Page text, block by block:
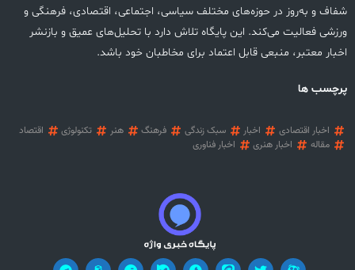
شفاف و به‌روز در حوزه‌های مختلف سیاسی، اجتماعی، اقتصادی، فرهنگی و
ورزشی فعالیت می‌کند. این پایگاه تلاش دارد با تحلیل‌های عمیق و بازنشر
اخبار معتبر، منبعی قابل اعتماد برای مخاطبان خود باشد.
پرچسب ها
اخبار اقتصادی اخبار سبک زندگی فرهنگ هنر تکنولوژی
اقتصاد
مقاله
اخبار هنری اخبار فناوری